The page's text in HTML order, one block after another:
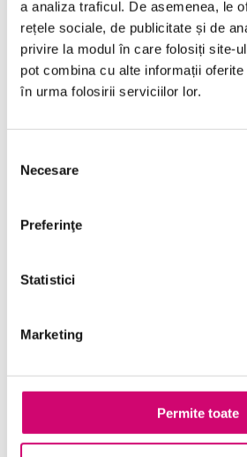
a analiza traficul. De asemenea, le
rețele sociale, de publicitate și de
privire la modul în care folosiți site-
pot combina cu alte informații
în urma folosirii serviciilor lor.
consimțământului
Necesare
Preferinţe
Statistici
Marketing
Permite toate
SOLICITĂ
Categorii de Cursuri
Comunicare
Limba Engleză
Microsoft Office